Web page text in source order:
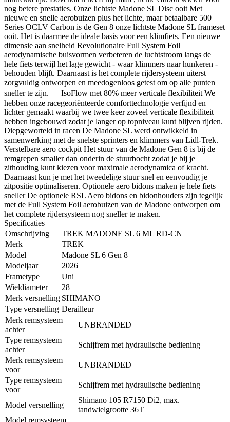
nog betere prestaties. Onze lichtste Madone SL Disc ooit Met
nieuwe en snelle aerobuizen plus het lichte, maar betaalbare 500
Series OCLV Carbon is de Gen 8 onze lichtste Madone SL frameset
ooit. Het is daarmee de ideale basis voor een klimfiets. Een nieuwe
dimensie aan snelheid Revolutionaire Full System Foil
aerodynamische buisvormen verbeteren de luchtstroom langs de
hele fiets terwijl het lage gewicht - waar klimmers naar hunkeren -
behouden blijft. Daarnaast is het complete rijdersysteem uiterst
zorgvuldig ontworpen en meedogenloos getest om op alle punten
sneller te zijn. IsoFlow met 80% meer verticale flexibiliteit We
hebben onze racegeoriënteerde comforttechnologie verfijnd en
lichter gemaakt waarbij we twee keer zoveel verticale flexibiliteit
hebben ingebouwd zodat je langer op topniveau kunt blijven rijden.
Diepgeworteld in racen De Madone SL werd ontwikkeld in
samenwerking met de snelste sprinters en klimmers van Lidl-Trek.
Verstelbare aero cockpit Het stuur van de Madone Gen 8 is bij de
remgrepen smaller dan onderin de stuurbocht zodat je bij je
zithouding kunt kiezen voor maximale aerodynamica of kracht.
Daarnaast kun je met het tweedelige stuur snel en eenvoudig je
zitpositie optimaliseren. Optionele aero bidons maken je hele fiets
sneller De optionele RSL Aero bidons en bidonhouders zijn tegelijk
met de Full System Foil aerobuizen van de Madone ontworpen om
het complete rijdersysteem nog sneller te maken.
Specificaties
Omschrijving
TREK MADONE SL 6 ML RD-CN
Merk
TREK
Model
Madone SL 6 Gen 8
Modeljaar
2026
Frametype
Uni
Wieldiameter
28
Merk versnelling SHIMANO
Type versnelling Derailleur
Merk remsysteem
achter
UNBRANDED
Type remsysteem
achter
Schijfrem met hydraulische bediening
Merk remsysteem
voor
UNBRANDED
Type remsysteem
voor
Schijfrem met hydraulische bediening
Model versnelling
Shimano 105 R7150 Di2, max.
tandwielgrootte 36T
Model remsysteem